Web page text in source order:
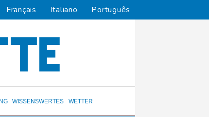
Français Italiano Português
WISSENSWERTES WETTER